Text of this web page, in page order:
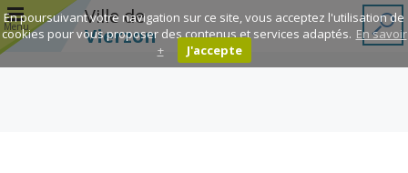
Menu
Ville de
Vierzon
En poursuivant votre navigation sur ce site, vous acceptez l'utilisation de
cookies pour vous proposer des contenus et services adaptés. En savoir
+
J'accepte